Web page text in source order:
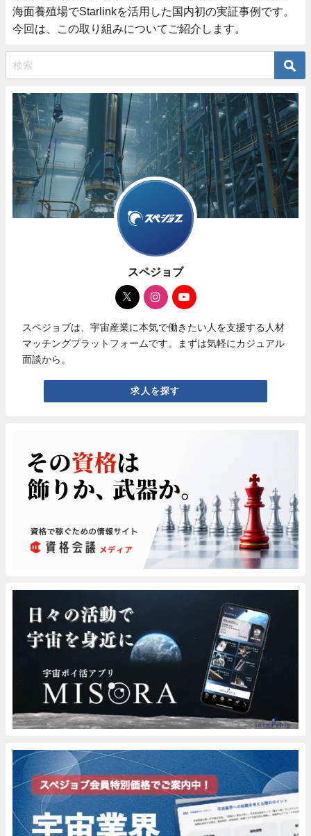
海面養殖場でStarlinkを活用した国内初の実証事例です。
今回は、この取り組みについてご紹介します。
スペジョブ
スペジョブは、宇宙産業に本気で働きたい人を支援する人材
マッチングプラットフォームです。まずは気軽にカジュアル
面談から。
求人を探す